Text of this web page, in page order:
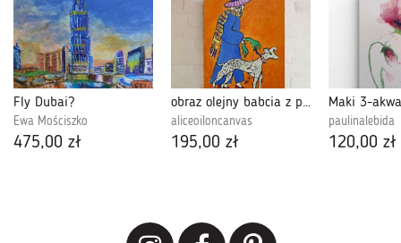
Fly Dubai?
Ewa Mościszko
475,00 zł
obraz olejny babcia z pieskiem jest fun
aliceoiloncanvas
195,00 zł
paulinalebida
120,00 zł